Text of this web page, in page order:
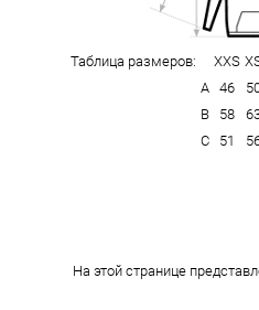
Таблица размеров: XXS
А 46
В
58
С
51
На этой странице